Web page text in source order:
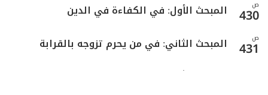
ص
430 المبحث الأول: في الكفاءة في الدين
ص
431 المبحث الثاني: في من يحرم تزوجه بالقرابة
المبحث الثالث: في من يحرم التزوج منه لغير